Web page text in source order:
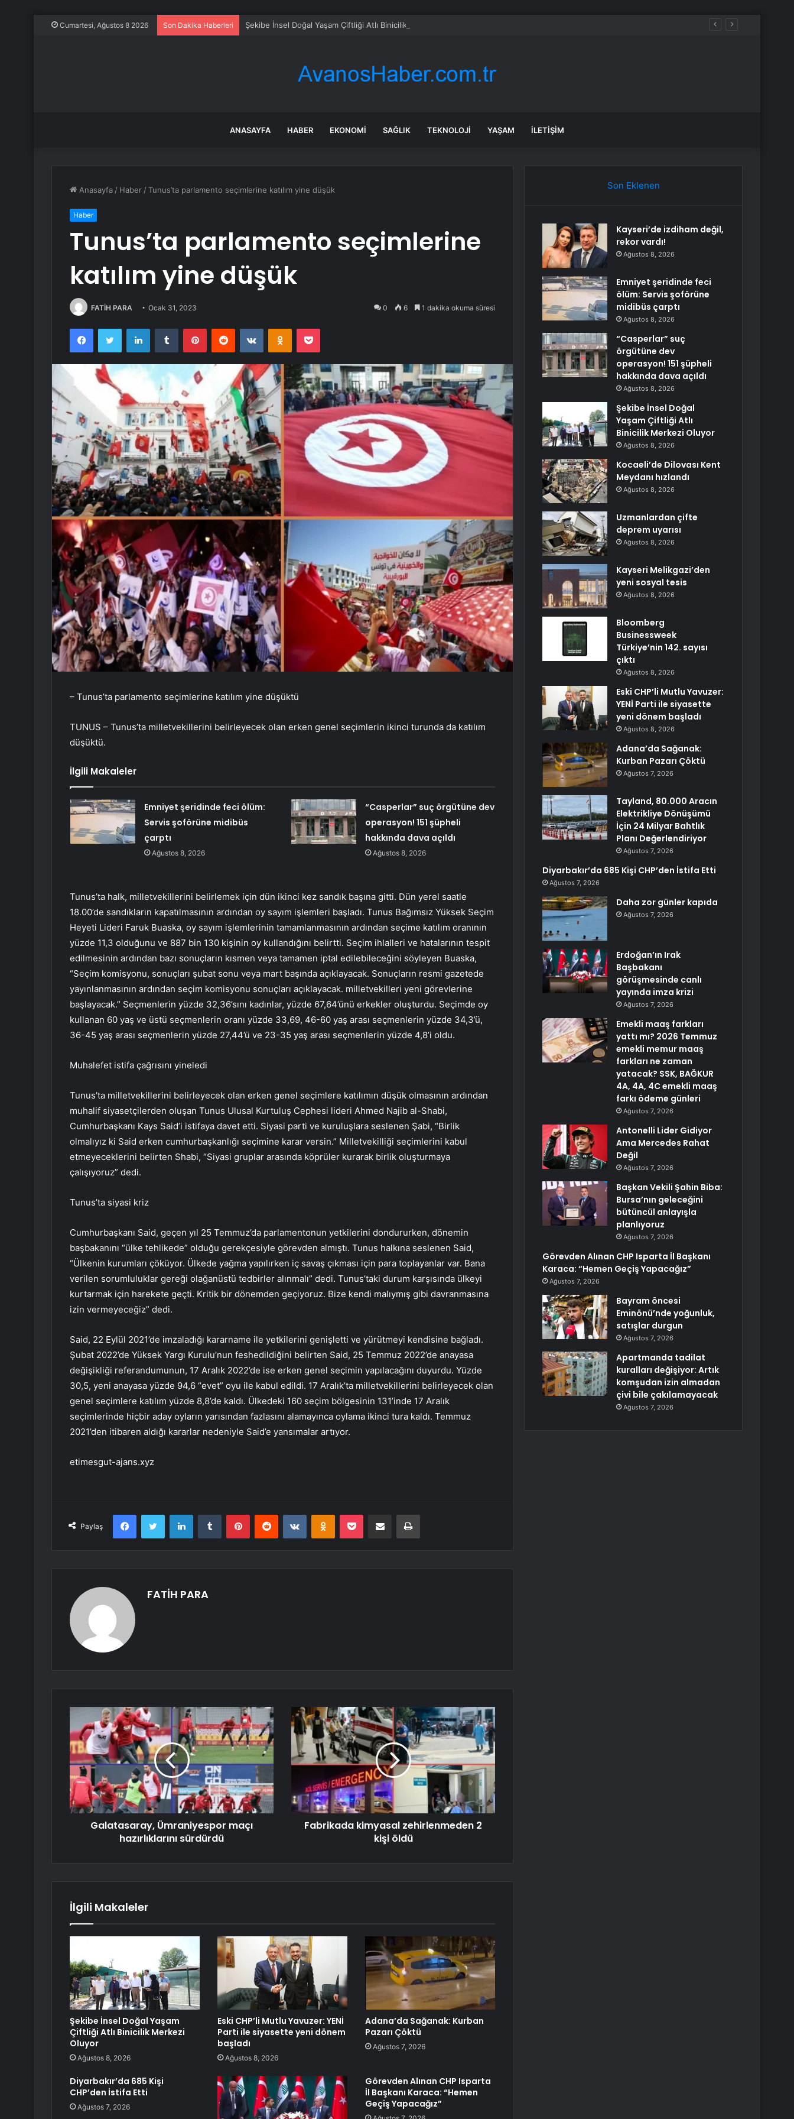
Cumartesi, Ağustos 8 2026 Son Dakika Haberleri Şekibe İnsel Doğal Yaşam Çiftliği Atlı Binicilik Merkezi Oluyor
ANASAYFA HABER EKONOMI SAĞLIK TEKNOLOJI YAŞAM İLETIŞIM
Anasayfa / Haber /Tunus’ta parlamento seçimlerine katılım yine düşük
Haber
Tunus’ta parlamento seçimlerine
katılım yine düşük
FATİH PARA Ocak 31, 2023 0 6 1 dakika okuma süresi
FacebookTwitter LinkedInTumblr PinterestReddit VKontakteOdnoklassniki
Pocket
– Tunus’ta parlamento seçimlerine katılım yine düşüktü
TUNUS – Tunus’ta milletvekillerini belirleyecek olan erken genel seçimlerin ikinci turunda da katılım
düşüktü.
İlgili Makaleler
Emniyet şeridinde feci ölüm:
Servis şoförüne midibüs
çarptı
Ağustos 8, 2026
“Casperlar” suç örgütüne dev
operasyon! 151 şüpheli
hakkında dava açıldı
Ağustos 8, 2026
Tunus’ta halk, milletvekillerini belirlemek için dün ikinci kez sandık başına gitti. Dün yerel saatle
18.00’de sandıkların kapatılmasının ardından oy sayım işlemleri başladı. Tunus Bağımsız Yüksek Seçim
Heyeti Lideri Faruk Buaska, oy sayım işlemlerinin tamamlanmasının ardından seçime katılım oranının
yüzde 11,3 olduğunu ve 887 bin 130 kişinin oy kullandığını belirtti. Seçim ihlalleri ve hatalarının tespit
edilmesinin ardından bazı sonuçların kısmen veya tamamen iptal edilebileceğini söyleyen Buaska,
“Seçim komisyonu, sonuçları şubat sonu veya mart başında açıklayacak. Sonuçların resmi gazetede
yayınlanmasının ardından seçim komisyonu sonuçları açıklayacak. milletvekilleri yeni görevlerine
başlayacak.” Seçmenlerin yüzde 32,36’sını kadınlar, yüzde 67,64’ünü erkekler oluşturdu. Seçimde oy
kullanan 60 yaş ve üstü seçmenlerin oranı yüzde 33,69, 46-60 yaş arası seçmenlerin yüzde 34,3’ü,
36-45 yaş arası seçmenlerin yüzde 27,44’ü ve 23-35 yaş arası seçmenlerin yüzde 4,8’i oldu.
Muhalefet istifa çağrısını yineledi
Tunus’ta milletvekillerini belirleyecek olan erken genel seçimlere katılımın düşük olmasının ardından
muhalif siyasetçilerden oluşan Tunus Ulusal Kurtuluş Cephesi lideri Ahmed Najib al-Shabi,
Cumhurbaşkanı Kays Said’i istifaya davet etti. Siyasi parti ve kuruluşlara seslenen Şabi, “Birlik
olmalıyız ki Said erken cumhurbaşkanlığı seçimine karar versin.” Milletvekilliği seçimlerini kabul
etmeyeceklerini belirten Shabi, “Siyasi gruplar arasında köprüler kurarak birlik oluşturmaya
çalışıyoruz” dedi.
Tunus’ta siyasi kriz
Cumhurbaşkanı Said, geçen yıl 25 Temmuz’da parlamentonun yetkilerini dondururken, dönemin
başbakanını “ülke tehlikede” olduğu gerekçesiyle görevden almıştı. Tunus halkına seslenen Said,
“Ülkenin kurumları çöküyor. Ülkede yağma yapılırken iç savaş çıkması için para toplayanlar var. Bana
verilen sorumluluklar gereği olağanüstü tedbirler alınmalı” dedi. Tunus’taki durum karşısında ülkeyi
kurtarmak için harekete geçti. Kritik bir dönemden geçiyoruz. Bize kendi malıymış gibi davranmasına
izin vermeyeceğiz” dedi.
Said, 22 Eylül 2021’de imzaladığı kararname ile yetkilerini genişletti ve yürütmeyi kendisine bağladı.
Şubat 2022’de Yüksek Yargı Kurulu’nun feshedildiğini belirten Said, 25 Temmuz 2022’de anayasa
değişikliği referandumunun, 17 Aralık 2022’de ise erken genel seçimin yapılacağını duyurdu. Yüzde
30,5, yeni anayasa yüzde 94,6 “evet” oyu ile kabul edildi. 17 Aralık’ta milletvekillerini belirleyecek olan
genel seçimlere katılım yüzde 8,8’de kaldı. Ülkedeki 160 seçim bölgesinin 131’inde 17 Aralık
seçimlerinde hiçbir aday oyların yarısından fazlasını alamayınca oylama ikinci tura kaldı. Temmuz
2021’den itibaren aldığı kararlar nedeniyle Said’e yansımalar artıyor.
etimesgut-ajans.xyz
Paylaş
FacebookTwitter LinkedInTumblr PinterestReddit VKontakteOdnoklassniki
Pocket E-Posta ile paylaş Yazdır
FATİH PARA
Galatasaray, Ümraniyespor maçı
hazırlıklarını sürdürdü
Fabrikada kimyasal zehirlenmeden 2
kişi öldü
İlgili Makaleler
Şekibe İnsel Doğal Yaşam
Çiftliği Atlı Binicilik Merkezi
Oluyor
Ağustos 8, 2026
Eski CHP’li Mutlu Yavuzer: YENİ
Parti ile siyasette yeni dönem
başladı
Ağustos 8, 2026
Adana’da Sağanak: Kurban
Pazarı Çöktü
Ağustos 7, 2026
Diyarbakır’da 685 Kişi
CHP’den İstifa Etti
Ağustos 7, 2026
Görevden Alınan CHP Isparta
İl Başkanı Karaca: “Hemen
Geçiş Yapacağız”
Son Eklenen
Kayseri’de izdiham değil,
rekor vardı!
Ağustos 8, 2026
Emniyet şeridinde feci
ölüm: Servis şoförüne
midibüs çarptı
Ağustos 8, 2026
“Casperlar” suç
örgütüne dev
operasyon! 151 şüpheli
hakkında dava açıldı
Ağustos 8, 2026
Şekibe İnsel Doğal
Yaşam Çiftliği Atlı
Binicilik Merkezi Oluyor
Ağustos 8, 2026
Kocaeli’de Dilovası Kent
Meydanı hızlandı
Ağustos 8, 2026
Uzmanlardan çifte
deprem uyarısı
Ağustos 8, 2026
Kayseri Melikgazi’den
yeni sosyal tesis
Ağustos 8, 2026
Bloomberg
Businessweek
Türkiye’nin 142. sayısı
çıktı
Ağustos 8, 2026
Eski CHP’li Mutlu Yavuzer:
YENİ Parti ile siyasette
yeni dönem başladı
Ağustos 8, 2026
Adana’da Sağanak:
Kurban Pazarı Çöktü
Ağustos 7, 2026
Tayland, 80.000 Aracın
Elektrikliye Dönüşümü
İçin 24 Milyar Bahtlık
Planı Değerlendiriyor
Ağustos 7, 2026
Diyarbakır’da 685 Kişi CHP’den İstifa Etti
Ağustos 7, 2026
Daha zor günler kapıda
Ağustos 7, 2026
Erdoğan’ın Irak
Başbakanı
görüşmesinde canlı
yayında imza krizi
Ağustos 7, 2026
Emekli maaş farkları
yattı mı? 2026 Temmuz
emekli memur maaş
farkları ne zaman
yatacak? SSK, BAĞKUR
4A, 4A, 4C emekli maaş
farkı ödeme günleri
Ağustos 7, 2026
Antonelli Lider Gidiyor
Ama Mercedes Rahat
Değil
Ağustos 7, 2026
Başkan Vekili Şahin Biba:
Bursa’nın geleceğini
bütüncül anlayışla
planlıyoruz
Ağustos 7, 2026
Görevden Alınan CHP Isparta İl Başkanı
Karaca: “Hemen Geçiş Yapacağız”
Ağustos 7, 2026
Bayram öncesi
Eminönü’nde yoğunluk,
satışlar durgun
Ağustos 7, 2026
Apartmanda tadilat
kuralları değişiyor: Artık
komşudan izin almadan
çivi bile çakılamayacak
Ağustos 7, 2026